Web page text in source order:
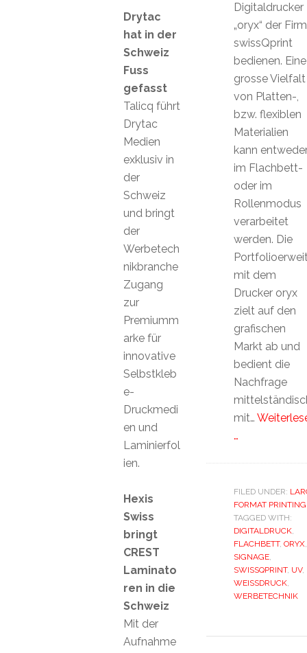
Digitaldrucker
„oryx“ der
swissQprint
bedienen. Eine
grosse Vielfalt
von Platten-,
bzw. flexiblen
Materialien
kann
im Flachbett-
oder im
Rollenmodus
verarbeitet
werden. Die
mit dem
Drucker oryx
zielt auf den
grafischen
Markt ab und
bedient die
Nachfrage
mit…
…
FILED UNDER:
FORMAT PRINTING
TAGGED WITH:
DIGITALDRUCK,
FLACHBETT, ORYX,
SIGNAGE,
SWISSQPRINT, UV,
WEISSDRUCK,
WERBETECHNIK
Drytac
hat in der
Schweiz
Fuss
gefasst
Talicq führt
Drytac
Medien
exklusiv in
der
Schweiz
und bringt
der
Werbetech
nikbranche
Zugang
zur
Premiumm
arke für
innovative
Selbstkleb
e-
Druckmedi
en und
Laminierfol
ien.
Hexis
Swiss
bringt
CREST
Laminato
ren in die
Schweiz
Mit der
Aufnahme